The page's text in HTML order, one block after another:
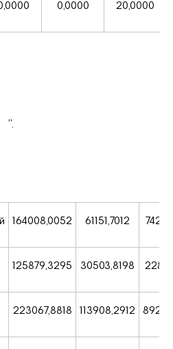
0,0000 20,0000
164008,0052 61151,7012
125879,3295 30503,8198
223067,8818 113908,2912